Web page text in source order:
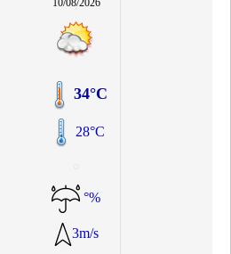
10/08/2026
34°C
28°C
°%
3m/s